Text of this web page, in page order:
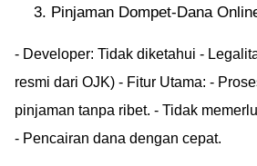
awalnya besar tanpa
tersedia dengan tenor
panjang!
Pinjaman Dompet-Dana
- Developer: Tidak diketahui -
resmi dari OJK) - Fitur Utama: -
pinjaman tanpa ribet. - Tidak
- Pencairan dana dengan cepat.